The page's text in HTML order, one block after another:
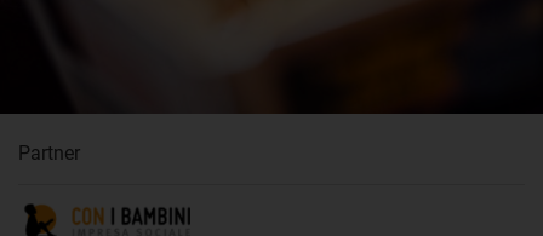
Partner